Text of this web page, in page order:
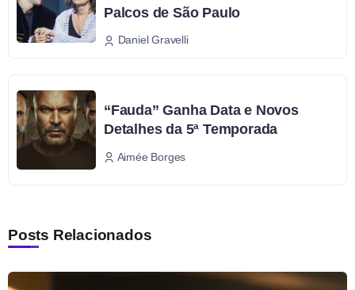
Palcos de São Paulo
Daniel Gravelli
“Fauda” Ganha Data e Novos
Detalhes da 5ª Temporada
Aimée Borges
Posts Relacionados